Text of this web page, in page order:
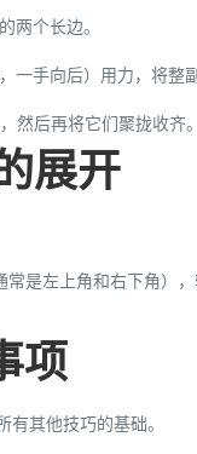
两个长边。
一手向后）用力，将整
然后再将它们聚拢收齐。
展开
是左上角和右下角）
项
有其他技巧的基础。